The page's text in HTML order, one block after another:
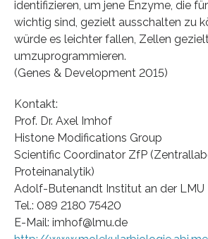
identifizieren, um jene Enzyme, die
wichtig sind, gezielt ausschalten zu
würde es leichter fallen, Zellen gezielt
umzuprogrammieren.
(Genes & Development 2015)
Kontakt:
Prof. Dr. Axel Imhof
Histone Modifications Group
Scientific Coordinator ZfP
Proteinanalytik)
Adolf-Butenandt Institut an der LMU
Tel.: 089 2180 75420
E-Mail: imhof@lmu.de